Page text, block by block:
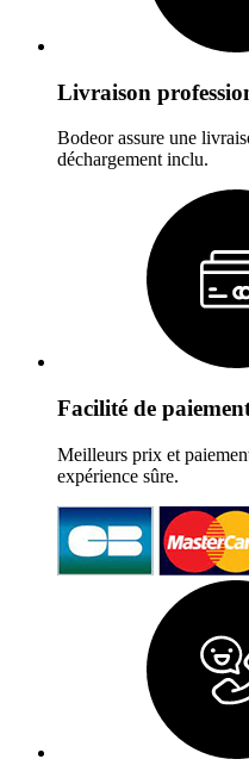
Livraison
Bodeor assure une
déchargement inclu.
Facilité de
Meilleurs prix et
expérience sûre.